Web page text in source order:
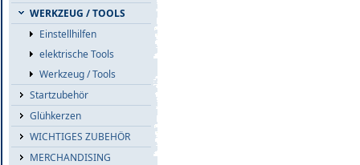
WERKZEUG / TOOLS
Einstellhilfen
elektrische Tools
Werkzeug / Tools
Startzubehör
Glühkerzen
WICHTIGES ZUBEHÖR
MERCHANDISING